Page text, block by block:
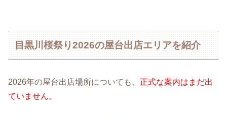
目黒川桜祭り2026の屋台出店エリアを紹介
2026年の屋台出店場所についても、 正式な案内はまだ出
ていません。